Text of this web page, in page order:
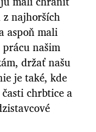
z najhorších
aspoň mali
našim
držať našu
je také, kde
chrbtice a